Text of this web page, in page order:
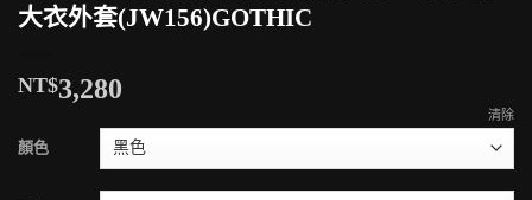
大衣外套(JW156)GOTHIC
NT$3,280
顏色
清除